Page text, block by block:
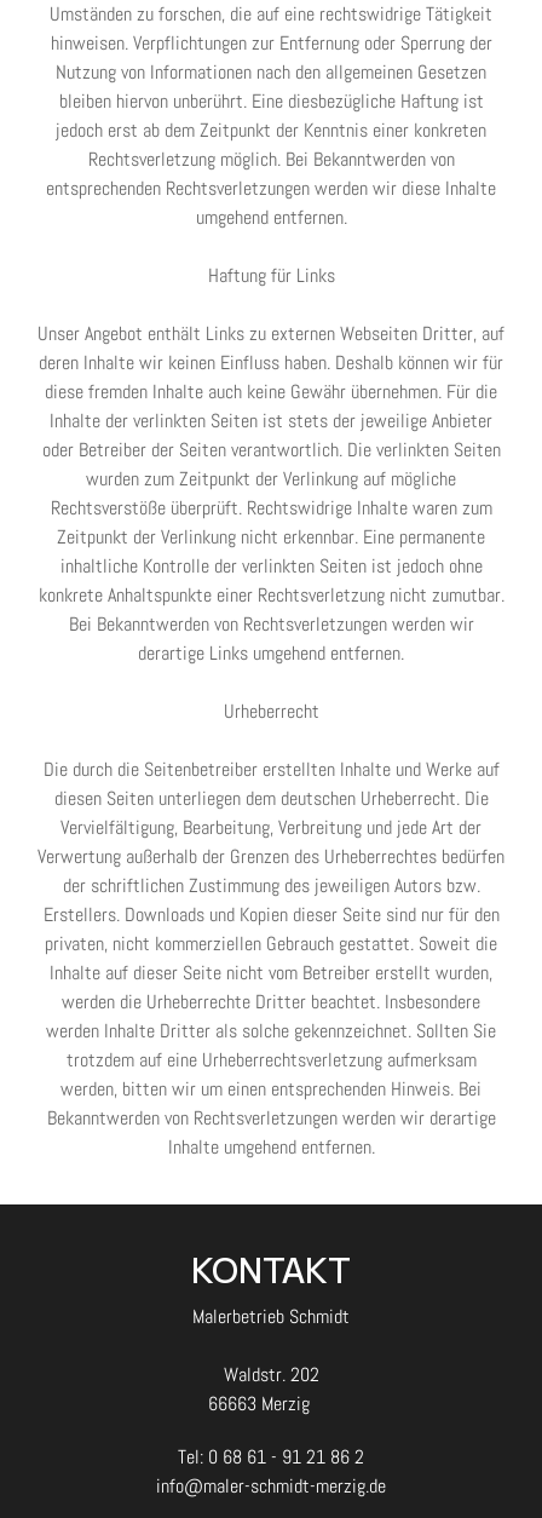
Umständen zu forschen, die auf eine rechtswidrige Tätigkeit
hinweisen. Verpflichtungen zur Entfernung oder Sperrung der
Nutzung von Informationen nach den allgemeinen Gesetzen
bleiben hiervon unberührt. Eine diesbezügliche Haftung ist
jedoch erst ab dem Zeitpunkt der Kenntnis einer konkreten
Rechtsverletzung möglich. Bei Bekanntwerden von
entsprechenden Rechtsverletzungen werden wir diese Inhalte
umgehend entfernen.
Haftung für Links
Unser Angebot enthält Links zu externen Webseiten Dritter, auf
deren Inhalte wir keinen Einfluss haben. Deshalb können wir für
diese fremden Inhalte auch keine Gewähr übernehmen. Für die
Inhalte der verlinkten Seiten ist stets der jeweilige Anbieter
oder Betreiber der Seiten verantwortlich. Die verlinkten Seiten
wurden zum Zeitpunkt der Verlinkung auf mögliche
Rechtsverstöße überprüft. Rechtswidrige Inhalte waren zum
Zeitpunkt der Verlinkung nicht erkennbar. Eine permanente
inhaltliche Kontrolle der verlinkten Seiten ist jedoch ohne
konkrete Anhaltspunkte einer Rechtsverletzung nicht zumutbar.
Bei Bekanntwerden von Rechtsverletzungen werden wir
derartige Links umgehend entfernen.
Urheberrecht
Die durch die Seitenbetreiber erstellten Inhalte und Werke auf
diesen Seiten unterliegen dem deutschen Urheberrecht. Die
Vervielfältigung, Bearbeitung, Verbreitung und jede Art der
Verwertung außerhalb der Grenzen des Urheberrechtes bedürfen
der schriftlichen Zustimmung des jeweiligen Autors bzw.
Erstellers. Downloads und Kopien dieser Seite sind nur für den
privaten, nicht kommerziellen Gebrauch gestattet. Soweit die
Inhalte auf dieser Seite nicht vom Betreiber erstellt wurden,
werden die Urheberrechte Dritter beachtet. Insbesondere
werden Inhalte Dritter als solche gekennzeichnet. Sollten Sie
trotzdem auf eine Urheberrechtsverletzung aufmerksam
werden, bitten wir um einen entsprechenden Hinweis. Bei
Bekanntwerden von Rechtsverletzungen werden wir derartige
Inhalte umgehend entfernen.
KONTAKT
Malerbetrieb Schmidt
Waldstr. 202
66663 Merzig
Tel: 0 68 61 - 91 21 86 2
info@maler-schmidt-merzig.de